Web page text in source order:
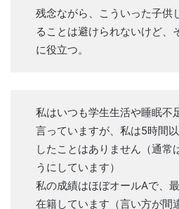
残念ながら、こういった子供
ることは避けられないけど、
に役立つ。
私はいつも学生生活や睡眠不
言っていますが、私は5時間
したことはありません（通常
うにしています）
私の成績はほぼオールAで、
在籍しています（言い方が間